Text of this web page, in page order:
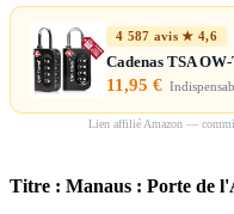
4 587 avis ★ 4,6
Cadenas TSA
11,95 €
Lien affilié Amazon —
Titre : Manaus : Porte de